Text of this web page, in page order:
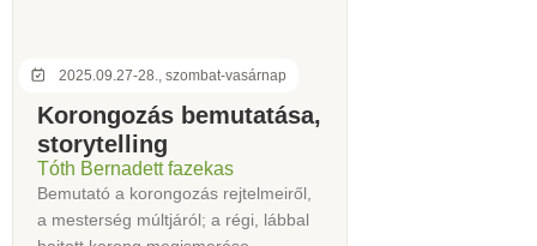
2025.09.27-28., szombat-vasárnap
Korongozás bemutatása,
storytelling
Tóth Bernadett fazekas
Bemutató a korongozás rejtelmeiről,
a mesterség múltjáról; a régi, lábbal